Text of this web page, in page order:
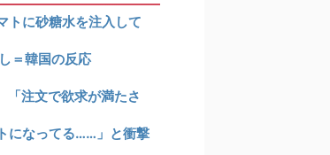
トに砂糖水を注入して
＝韓国の反応
注文で欲求が満たさ
になってる……」と衝撃